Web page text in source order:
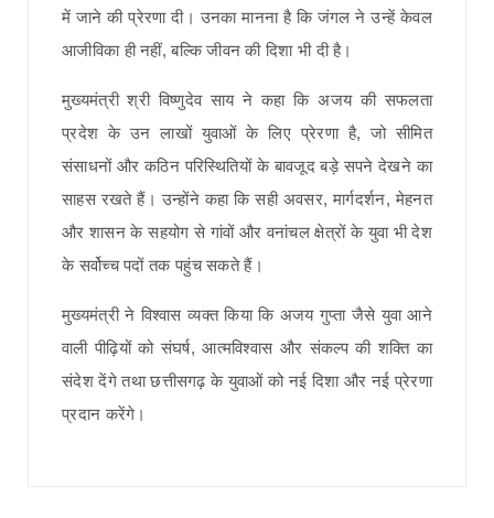
में जाने की प्रेरणा दी। उनका मानना है कि जंगल ने उन्हें केवल
आजीविका ही नहीं, बल्कि जीवन की दिशा भी दी है।
मुख्यमंत्री श्री विष्णुदेव साय ने कहा कि अजय की सफलता
प्रदेश के उन लाखों युवाओं के लिए प्रेरणा है, जो सीमित
संसाधनों और कठिन परिस्थितियों के बावजूद बड़े सपने देखने का
साहस रखते हैं। उन्होंने कहा कि सही अवसर, मार्गदर्शन, मेहनत
और शासन के सहयोग से गांवों और वनांचल क्षेत्रों के युवा भी देश
के सर्वोच्च पदों तक पहुंच सकते हैं।
मुख्यमंत्री ने विश्वास व्यक्त किया कि अजय गुप्ता जैसे युवा आने
वाली पीढ़ियों को संघर्ष, आत्मविश्वास और संकल्प की शक्ति का
संदेश देंगे तथा छत्तीसगढ़ के युवाओं को नई दिशा और नई प्रेरणा
प्रदान करेंगे।